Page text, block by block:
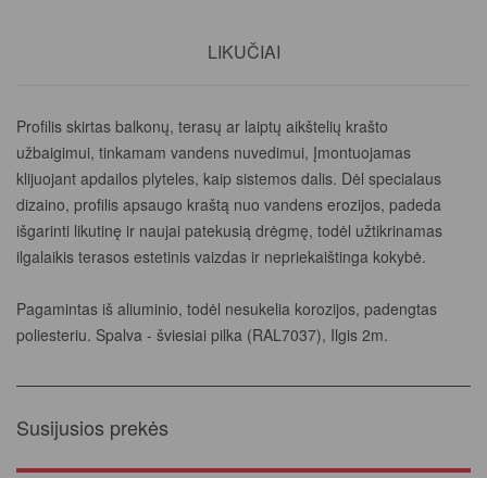
LIKUČIAI
Profilis skirtas balkonų, terasų ar laiptų aikštelių krašto
užbaigimui, tinkamam vandens nuvedimui, Įmontuojamas
klijuojant apdailos plyteles, kaip sistemos dalis. Dėl specialaus
dizaino, profilis apsaugo kraštą nuo vandens erozijos, padeda
išgarinti likutinę ir naujai patekusią drėgmę, todėl užtikrinamas
ilgalaikis terasos estetinis vaizdas ir nepriekaištinga kokybė.
Pagamintas iš aliuminio, todėl nesukelia korozijos, padengtas
poliesteriu. Spalva - šviesiai pilka (RAL7037), Ilgis 2m.
Susijusios prekės